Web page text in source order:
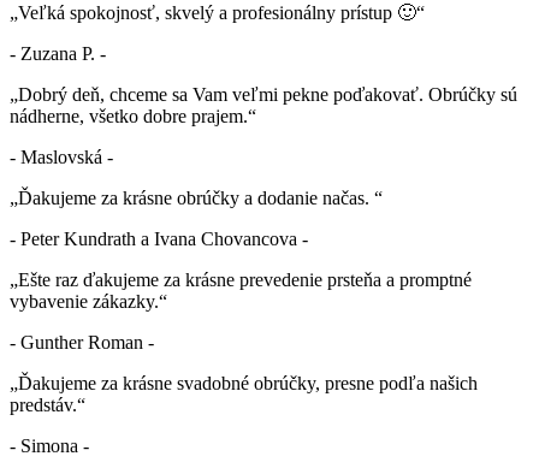
„Veľká spokojnosť, skvelý a profesionálny prístup 🙂“
- Zuzana P. -
„Dobrý deň, chceme sa Vam veľmi pekne poďakovať. Obrúčky sú
nádherne, všetko dobre prajem.“
- Maslovská -
„Ďakujeme za krásne obrúčky a dodanie načas. “
- Peter Kundrath a Ivana Chovancova -
„Ešte raz ďakujeme za krásne prevedenie prsteňa a promptné
vybavenie zákazky.“
- Gunther Roman -
„Ďakujeme za krásne svadobné obrúčky, presne podľa našich
predstáv.“
- Simona -